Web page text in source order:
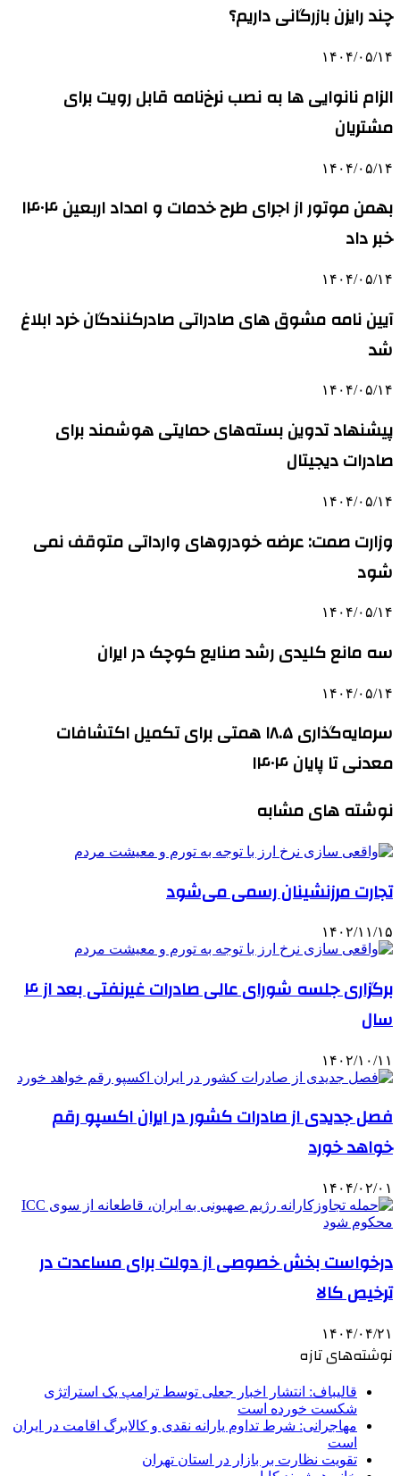
چند رایزن بازرگانی داریم؟
۱۴۰۴/۰۵/۱۴
الزام نانوایی ها به نصب نرخ‌نامه قابل رویت برای
مشتریان
۱۴۰۴/۰۵/۱۴
بهمن موتور از اجرای طرح خدمات و امداد اربعین ۱۴۰۴
خبر داد
۱۴۰۴/۰۵/۱۴
آیین نامه مشوق های صادراتی صادرکنندگان خرد ابلاغ
شد
۱۴۰۴/۰۵/۱۴
پیشنهاد تدوین بسته‌های حمایتی هوشمند برای
صادرات دیجیتال
۱۴۰۴/۰۵/۱۴
وزارت صمت: عرضه خودروهای وارداتی متوقف نمی
شود
۱۴۰۴/۰۵/۱۴
سه مانع کلیدی رشد صنایع کوچک در ایران
۱۴۰۴/۰۵/۱۴
سرمایه‌گذاری ۱۸.۵ همتی برای تکمیل اکتشافات
معدنی تا پایان ۱۴۰۴
نوشته های مشابه
تجارت مرزنشینان رسمی می‌شود
۱۴۰۲/۱۱/۱۵
برگزاری جلسه شورای عالی صادرات غیرنفتی بعد از ۴
سال
۱۴۰۲/۱۰/۱۱
فصل جدیدی از صادرات کشور در ایران اکسپو رقم
خواهد خورد
۱۴۰۴/۰۲/۰۱
درخواست بخش خصوصی از دولت برای مساعدت در
ترخیص کالا
۱۴۰۴/۰۴/۲۱
نوشته‌های تازه
قالیباف: انتشار اخبار جعلی توسط ترامپ یک استراتژی
شکست خورده است
مهاجرانی: شرط تداوم یارانه نقدی و کالابرگ اقامت در ایران
است
تقویت نظارت بر بازار در استان تهران